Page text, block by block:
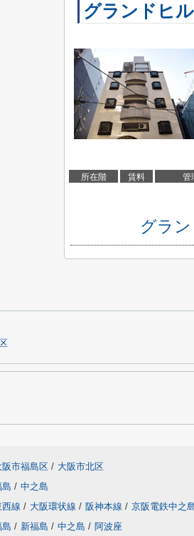
グランドヒ
所在階 賃料 管
グラ
阪市福島区 / 大阪市北区
島 / 中之島
西線 / 大阪環状線 / 阪神本線 / 京阪電鉄中之
島 / 新福島 / 中之島 / 阿波座